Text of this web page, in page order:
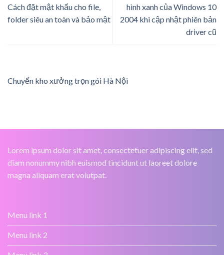
Cách đặt mật khẩu cho file,
folder siêu an toàn và bảo mật
hình xanh của Windows 10
2004 khi cập nhật phiên bản
driver cũ
Chuyển kho xưởng trọn gói Hà Nội
Lorem ipsum dolor sit amet, consectetuer adipiscing elit, sed
diam nonummy nibh euismod tincidunt ut laoreet dolore
magna aliquam erat volutpat.
Menu link 1
Menu link 2